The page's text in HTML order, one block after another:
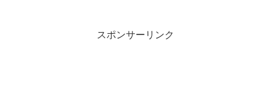
スポンサーリンク